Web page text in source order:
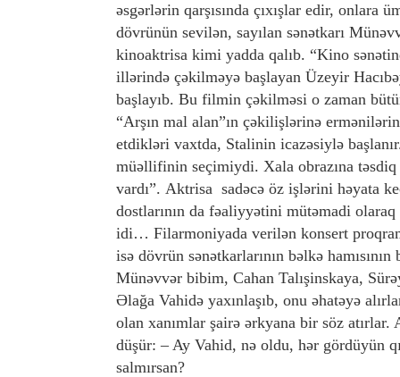
əsgərlərin qarşısında çıxışlar edir, onlara
dövrünün sevilən, sayılan sənətkarı
kinoaktrisa kimi yadda qalıb. “Kino
illərində çəkilməyə başlayan Üzeyir
başlayıb. Bu filmin çəkilməsi o zaman
“Arşın mal alan”ın çəkilişlərinə
etdikləri vaxtda, Stalinin icazəsiylə
müəllifinin seçimiydi. Xala obrazına
vardı”. Aktrisa sadəcə öz işlərini həyata
dostlarının da fəaliyyətini mütəmadi
idi… Filarmoniyada verilən konsert
isə dövrün sənətkarlarının bəlkə
Münəvvər bibim, Cahan Talışinskaya,
Əlağa Vahidə yaxınlaşıb, onu əhatəyə
olan xanımlar şairə ərkyana bir söz
düşür: – Ay Vahid, nə oldu, hər gördüyün
salmırsan?